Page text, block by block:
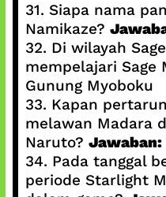
31. Siapa nama
Namikaze?
32. Di wilayah
mempelajari Sage
Gunung Myoboku
33. Kapan
melawan Madara
Naruto? Jawaban:
34. Pada tanggal
periode Starlight